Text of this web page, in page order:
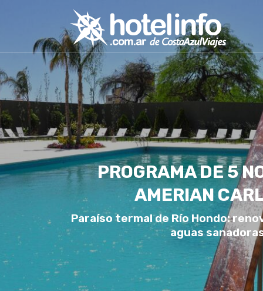
PROGRAMA DE 5
AMERIAN
Paraíso termal de Río Hondo:
aguas